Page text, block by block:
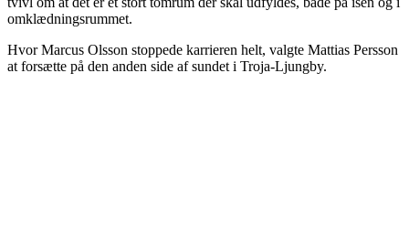
omklædningsrummet.
Hvor Marcus Olsson stoppede karrieren helt, valgte Mattias Persson
at forsætte på den anden side af sundet i Troja-Ljungby.